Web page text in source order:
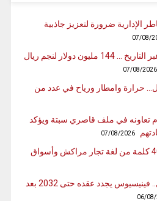
الإدارية ضرورة لتعزيز جاذبية
07/08/
أغلى 10 لاعبين أفارقة عبر التاريخ … 144 مليون دولار لنجم ريال
07/08/2026
حرارة وامطار ورياح في عدد من
تعاونه في ملف قاصري سبتة ويؤكد
07/08/2026
معجم كولان/ 6 … أبرز 40 كلمة من لغة تجار مراكش وأسواق
ريال مدريد يحسم الجدل.. فينيسيوس يجدد عقده حتى 2032 بعد
06/